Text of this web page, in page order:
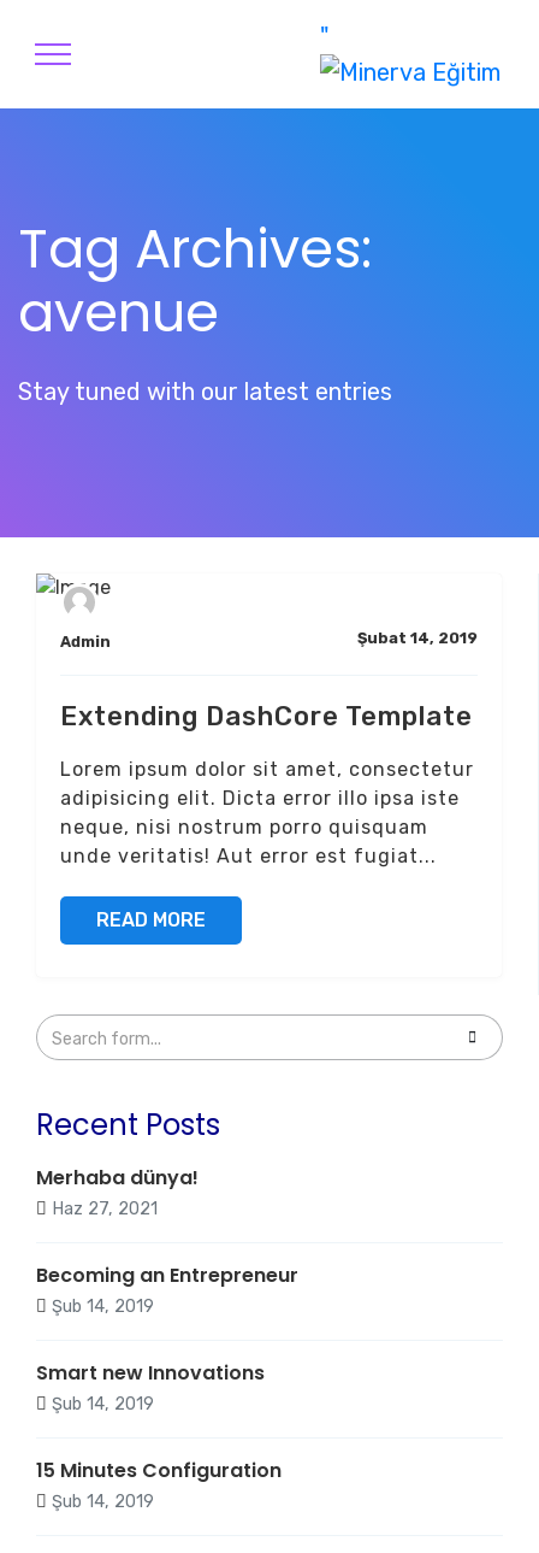
"
Tag Archives:
avenue
Stay tuned with our latest entries
Admin Şubat 14, 2019
Extending DashCore Template
Lorem ipsum dolor sit amet, consectetur
adipisicing elit. Dicta error illo ipsa iste
neque, nisi nostrum porro quisquam
unde veritatis! Aut error est fugiat...
READ MORE
Recent Posts
Merhaba dünya!
Haz 27, 2021
Becoming an Entrepreneur
Şub 14, 2019
Smart new Innovations
Şub 14, 2019
15 Minutes Configuration
Şub 14, 2019